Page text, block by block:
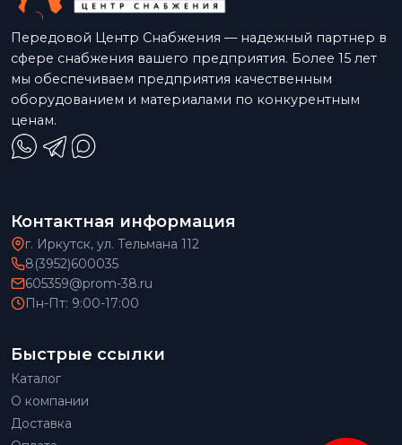
Передовой Центр Снабжения — надежный партнер в
сфере снабжения вашего предприятия. Более 15 лет
мы обеспечиваем предприятия качественным
оборудованием и материалами по конкурентным
ценам.
Контактная информация
г. Иркутск, ул. Тельмана 112
8(3952)600035
605359@prom-38.ru
Пн-Пт: 9:00-17:00
Быстрые ссылки
Каталог
О компании
Доставка